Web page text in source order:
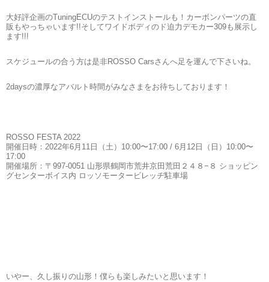
大好評企画のTuningECUのテストインストールも！カーボンパーツの直
販もやっちゃいます!!そしてワイドボディのド迫力デモカー309も展示し
ます!!!
スケジュールの合う方は是非ROSSO Carsさんへ足を運んで下さいね。
2daysの濃厚なアバルト時間がみなさまをお待ちしております！
ROSSO FESTA 2022
開催日時：2022年6月11日（土）10:00〜17:00 / 6月12日（日）10:00〜
17:00
開催場所：〒997-0051 山形県鶴岡市荒井京田荒田２４８−８ ショッピン
グセンターボイス内 ロッソモータービレッヂ駐車場
いやー、久し振りの山形！僕らも楽しみたいと思います！